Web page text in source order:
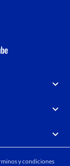
youtube-
y condiciones